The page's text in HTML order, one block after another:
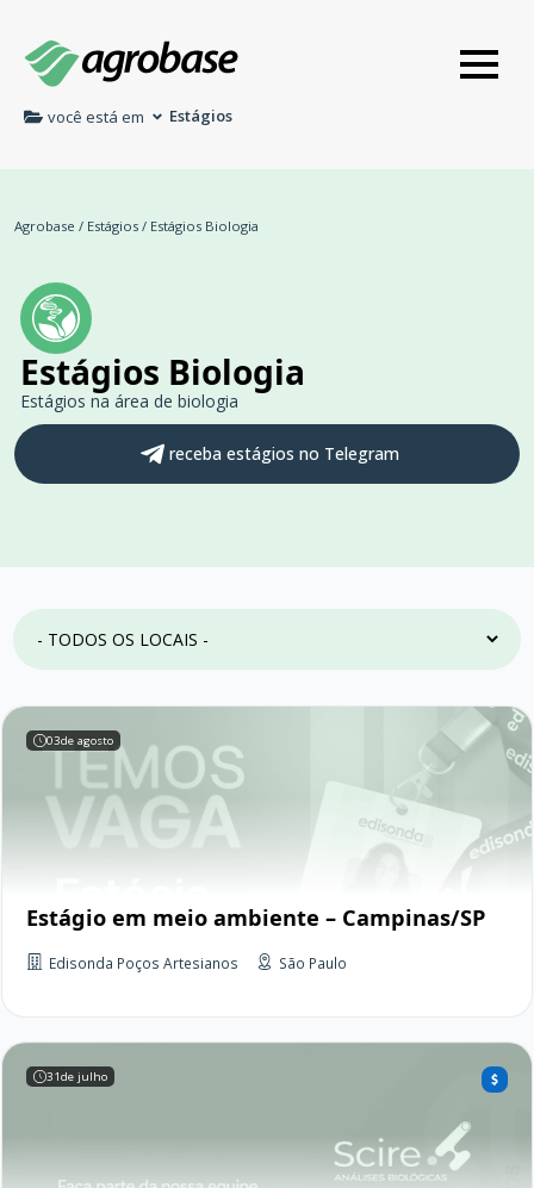
você está em Estágios
Agrobase / Estágios / Estágios Biologia
Estágios Biologia
Estágios na área de biologia
receba estágios no Telegram
03de agosto
Estágio em meio ambiente – Campinas/SP
Edisonda Poços Artesianos São Paulo
31de julho